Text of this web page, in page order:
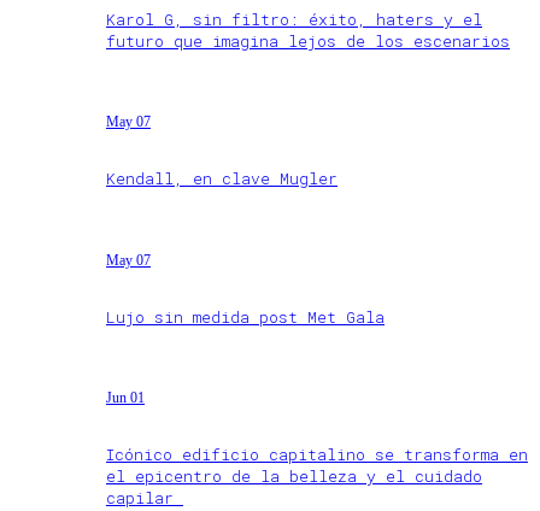
Karol G, sin filtro: éxito, haters y el
futuro que imagina lejos de los escenarios
May 07
Kendall, en clave Mugler
May 07
Lujo sin medida post Met Gala
Jun 01
Icónico edificio capitalino se transforma en
el epicentro de la belleza y el cuidado
capilar